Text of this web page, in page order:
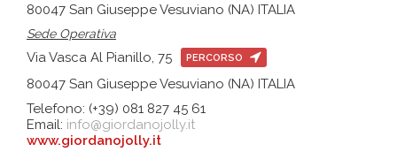
80047 San Giuseppe Vesuviano (NA) ITALIA
Sede Operativa
Via Vasca Al Pianillo, 75 PERCORSO
80047 San Giuseppe Vesuviano (NA) ITALIA
Telefono: (+39) 081 827 45 61
Email: info@giordanojolly.it
www.giordanojolly.it